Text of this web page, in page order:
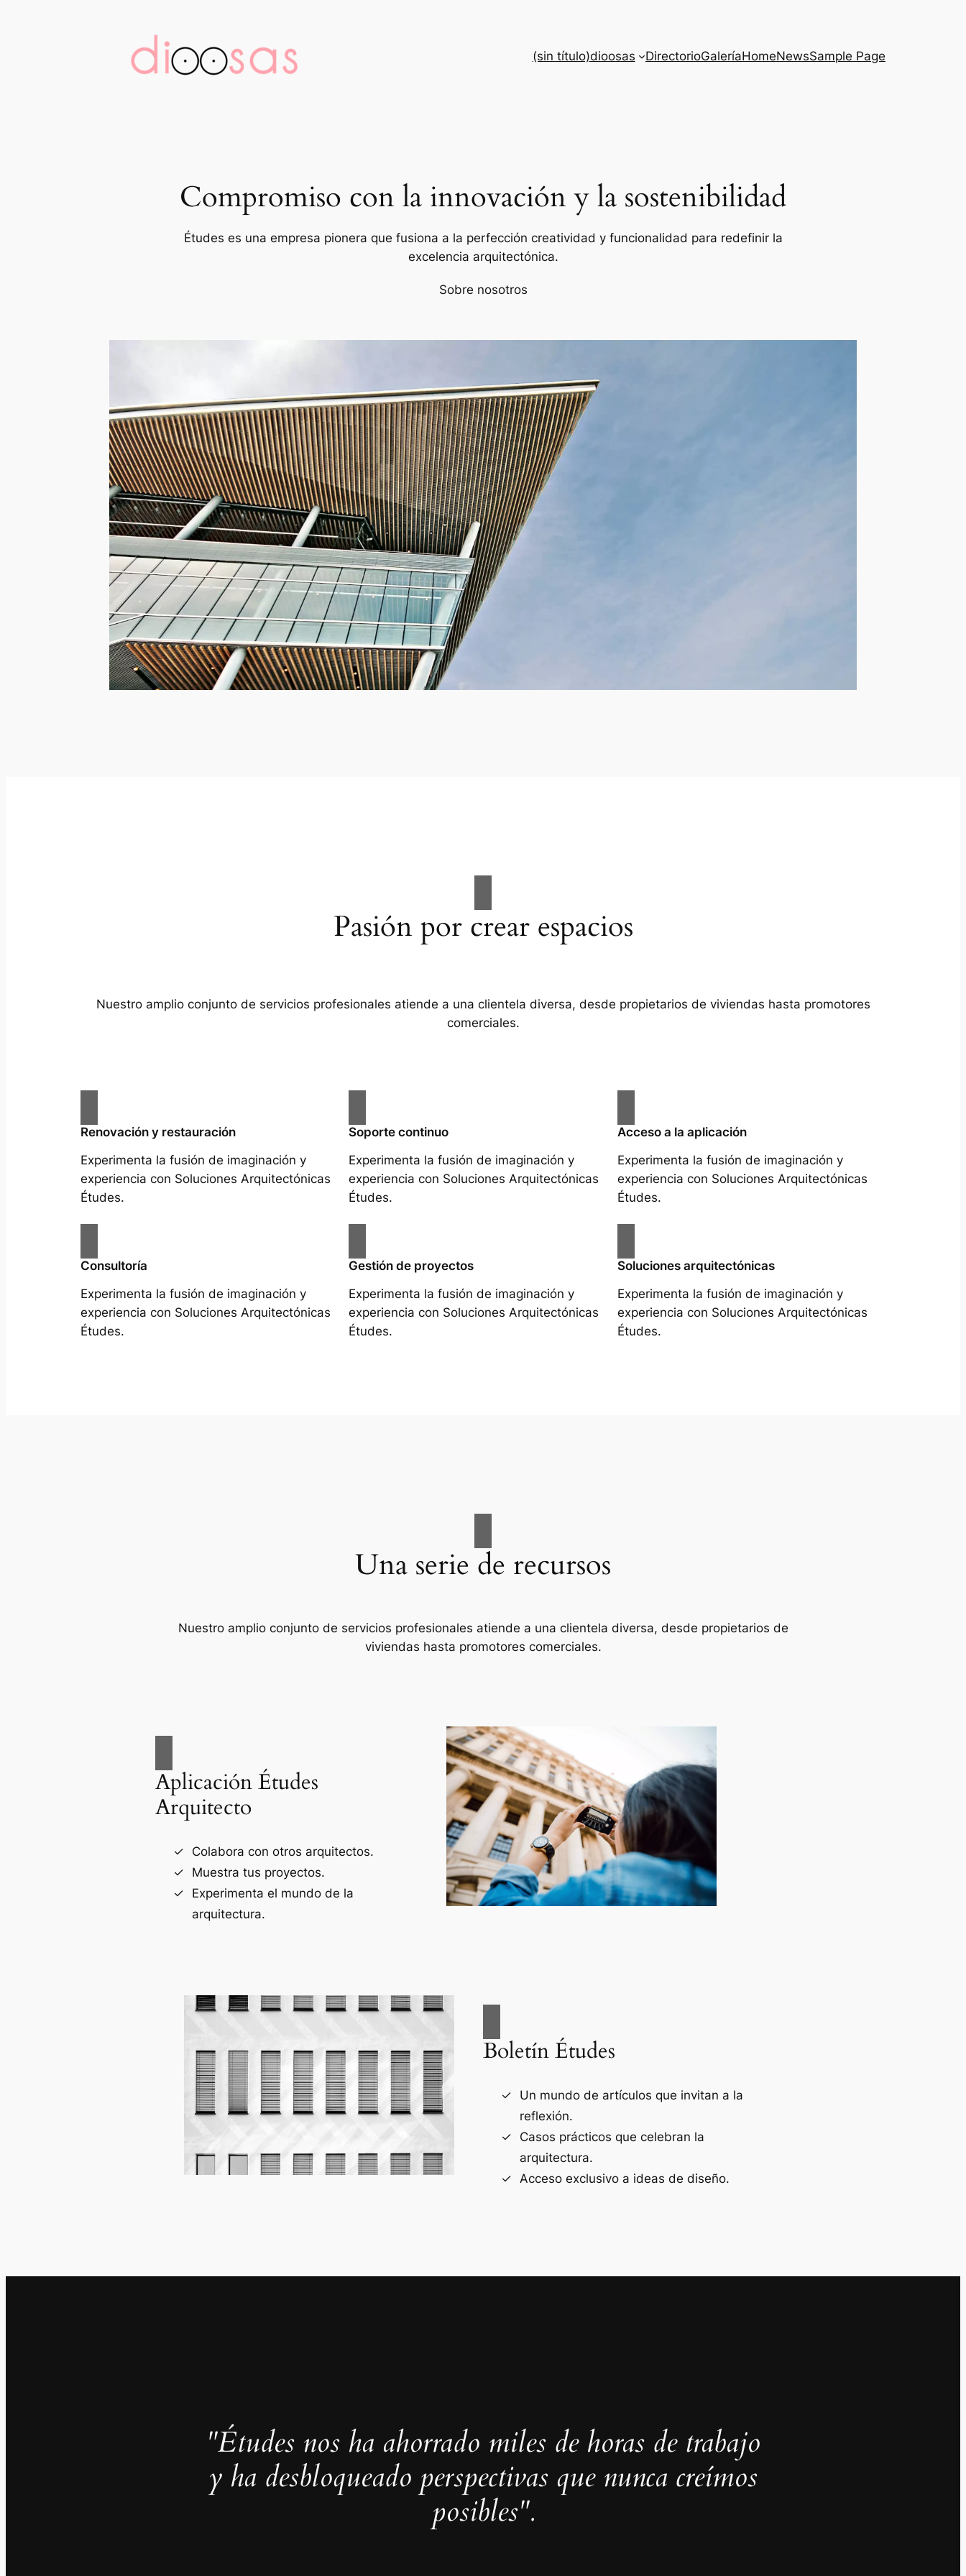
(sin título)dioosas DirectorioGaleríaHomeNewsSample Page
Compromiso con la innovación y la sostenibilidad
Études es una empresa pionera que fusiona a la perfección creatividad y funcionalidad para redefinir la
excelencia arquitectónica.
Sobre nosotros
Pasión por crear espacios
Nuestro amplio conjunto de servicios profesionales atiende a una clientela diversa, desde propietarios de viviendas hasta promotores
comerciales.
Renovación y restauración
Experimenta la fusión de imaginación y
experiencia con Soluciones Arquitectónicas
Études.
Soporte continuo
Experimenta la fusión de imaginación y
experiencia con Soluciones Arquitectónicas
Études.
Acceso a la aplicación
Experimenta la fusión de imaginación y
experiencia con Soluciones Arquitectónicas
Études.
Consultoría
Experimenta la fusión de imaginación y
experiencia con Soluciones Arquitectónicas
Études.
Gestión de proyectos
Experimenta la fusión de imaginación y
experiencia con Soluciones Arquitectónicas
Études.
Soluciones arquitectónicas
Experimenta la fusión de imaginación y
experiencia con Soluciones Arquitectónicas
Études.
Una serie de recursos
Nuestro amplio conjunto de servicios profesionales atiende a una clientela diversa, desde propietarios de
viviendas hasta promotores comerciales.
Aplicación Études
Arquitecto
Colabora con otros arquitectos.
Muestra tus proyectos.
Experimenta el mundo de la
arquitectura.
Boletín Études
Un mundo de artículos que invitan a la
reflexión.
Casos prácticos que celebran la
arquitectura.
Acceso exclusivo a ideas de diseño.
"Études nos ha ahorrado miles de horas de trabajo
y ha desbloqueado perspectivas que nunca creímos
posibles".